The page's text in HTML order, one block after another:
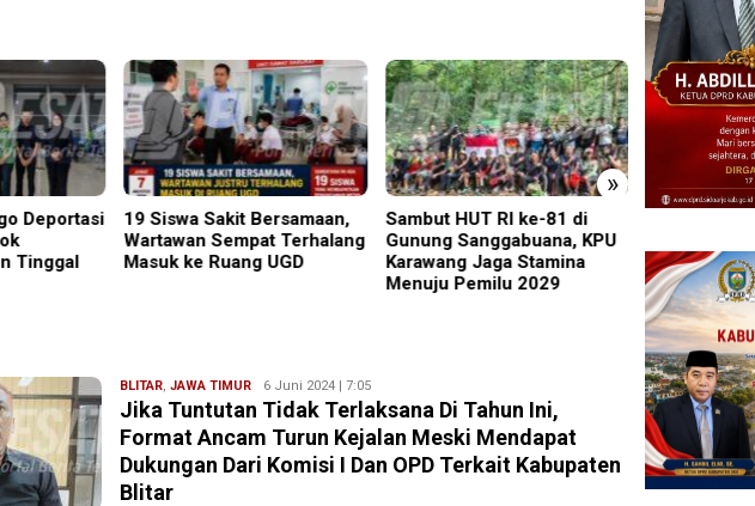
»
19 Siswa Sakit Bersamaan,
Wartawan Sempat Terhalang
Masuk ke Ruang UGD
Sambut HUT RI ke-81 di
Gunung Sanggabuana, KPU
Karawang Jaga Stamina
Menuju Pemilu 2029
Perkenalkan Diri Lewat
Safari Jumat, Kapolres
Lumajang Ajak Warga Jaga
Kamtibmas
BLITAR, JAWA TIMUR Ryan
Karawang
6 Juni 2024 | 7:05
Jika Tuntutan Tidak Terlaksana Di Tahun Ini,
Format Ancam Turun Kejalan Meski Mendapat
Dukungan Dari Komisi I Dan OPD Terkait Kabupaten
Blitar